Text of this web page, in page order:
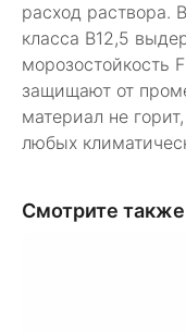
расход раствора.
класса В12,5
морозостойкость
защищают от
материал не
любых
Смотрите